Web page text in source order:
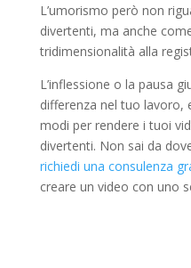
L’umorismo però non
divertenti, ma anche
tridimensionalità alla
L’inflessione o la pausa
differenza nel tuo lavoro,
modi per rendere i tuoi
divertenti. Non sai da
richiedi una consulenza
creare un video con uno